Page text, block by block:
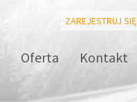
ZAREJESTRUJ SIĘ
Oferta Kontakt